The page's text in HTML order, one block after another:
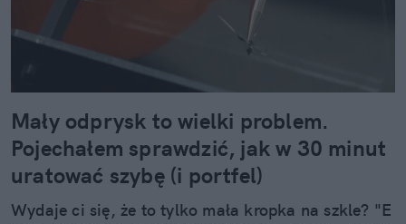
Mały odprysk to wielki problem.
Pojechałem sprawdzić, jak w 30 minut
uratować szybę (i portfel)
Wydaje ci się, że to tylko mała kropka na szkle? "E